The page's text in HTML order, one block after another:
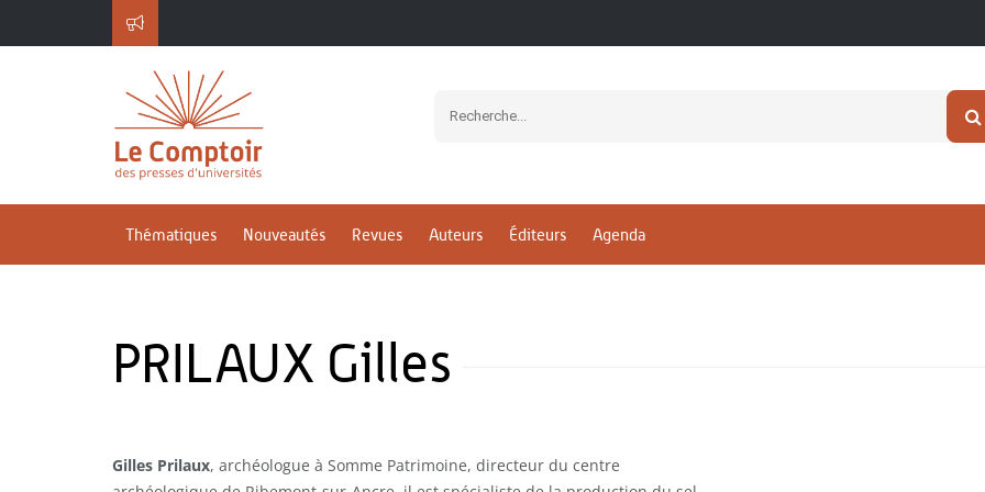
Thématiques Nouveautés Revues Auteurs Éditeurs Agenda
PRILAUX Gilles
Gilles Prilaux, archéologue à Somme Patrimoine, directeur du centre